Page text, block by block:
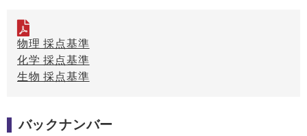
物理 採点基準
化学 採点基準
生物 採点基準
バックナンバー